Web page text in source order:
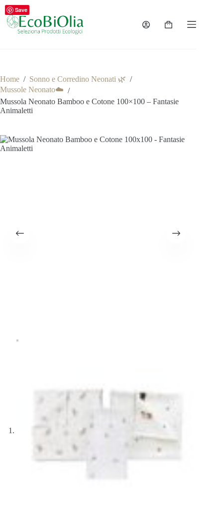
Salta
contenuto
Carrello
Home / Sonno e Corredino Neonati 🌿 /
Mussole Neonato☁️ /
Mussola Neonato Bamboo e Cotone 100×100 – Fantasie
Animaletti
Save